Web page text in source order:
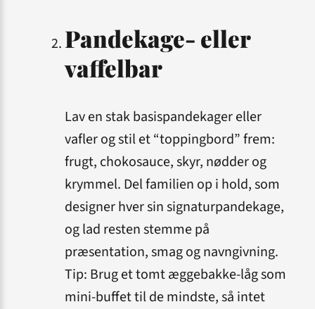
Pandekage- eller
vaffelbar
Lav en stak basis­pandekager eller
vafler og stil et “toppingbord” frem:
frugt, choko­sauce, skyr, nødder og
krymmel. Del familien op i hold, som
designer hver sin signatur­pandekage,
og lad resten stemme på
præsentation, smag og navngivning.
Tip: Brug et tomt æggebakke-låg som
mini-buffet til de mindste, så intet